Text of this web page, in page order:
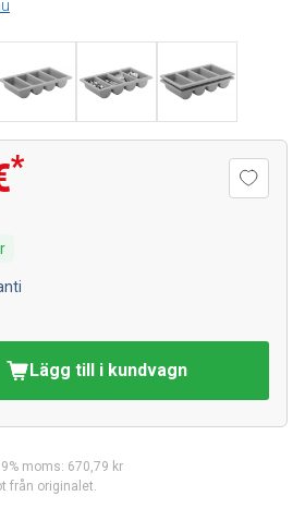
*
Lägg till i kundvagn
moms: 670,79 kr
från originalet.